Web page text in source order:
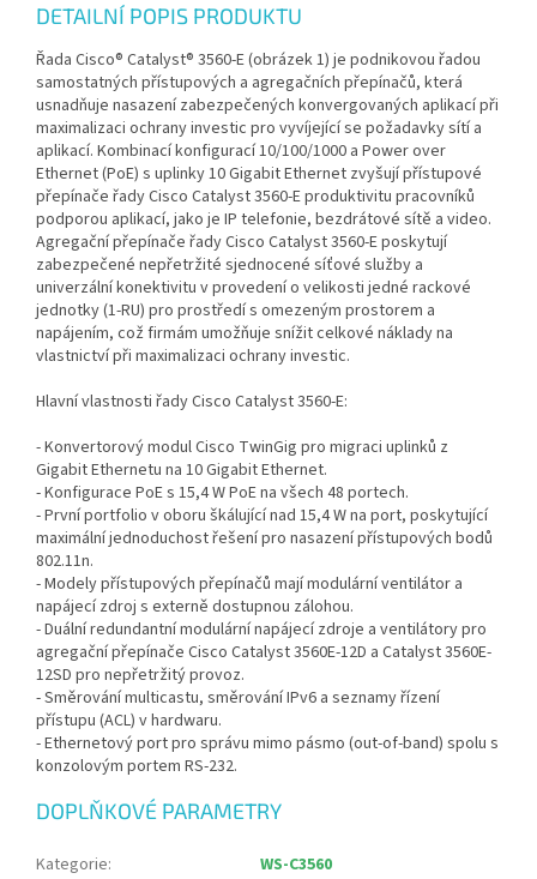
DETAILNÍ POPIS PRODUKTU
Řada Cisco® Catalyst® 3560-E (obrázek 1) je podnikovou řadou
samostatných přístupových a agregačních přepínačů, která
usnadňuje nasazení zabezpečených konvergovaných aplikací při
maximalizaci ochrany investic pro vyvíjející se požadavky sítí a
aplikací. Kombinací konfigurací 10/100/1000 a Power over
Ethernet (PoE) s uplinky 10 Gigabit Ethernet zvyšují přístupové
přepínače řady Cisco Catalyst 3560-E produktivitu pracovníků
podporou aplikací, jako je IP telefonie, bezdrátové sítě a video.
Agregační přepínače řady Cisco Catalyst 3560-E poskytují
zabezpečené nepřetržité sjednocené síťové služby a
univerzální konektivitu v provedení o velikosti jedné rackové
jednotky (1-RU) pro prostředí s omezeným prostorem a
napájením, což firmám umožňuje snížit celkové náklady na
vlastnictví při maximalizaci ochrany investic.
Hlavní vlastnosti řady Cisco Catalyst 3560-E:
- Konvertorový modul Cisco TwinGig pro migraci uplinků z
Gigabit Ethernetu na 10 Gigabit Ethernet.
- Konfigurace PoE s 15,4 W PoE na všech 48 portech.
- První portfolio v oboru škálující nad 15,4 W na port, poskytující
maximální jednoduchost řešení pro nasazení přístupových bodů
802.11n.
- Modely přístupových přepínačů mají modulární ventilátor a
napájecí zdroj s externě dostupnou zálohou.
- Duální redundantní modulární napájecí zdroje a ventilátory pro
agregační přepínače Cisco Catalyst 3560E-12D a Catalyst 3560E-
12SD pro nepřetržitý provoz.
- Směrování multicastu, směrování IPv6 a seznamy řízení
přístupu (ACL) v hardwaru.
- Ethernetový port pro správu mimo pásmo (out-of-band) spolu s
konzolovým portem RS-232.
DOPLŇKOVÉ PARAMETRY
Kategorie:
WS-C3560